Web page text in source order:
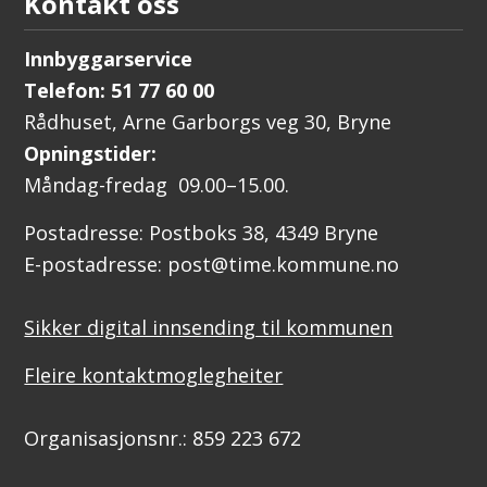
Innbyggarservice
Telefon: 51 77 60 00
Rådhuset, Arne Garborgs veg 30, Bryne
Opningstider:
Måndag-fredag 09.00–15.00.
Postadresse: Postboks 38, 4349 Bryne
E-postadresse: post@time.kommune.no
Sikker digital innsending til kommunen
Fleire kontaktmoglegheiter
Organisasjonsnr.: 859 223 672